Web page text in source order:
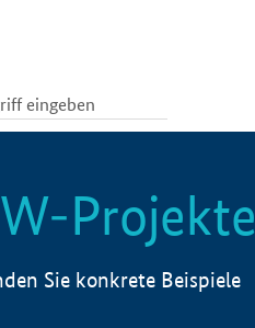
Projekte
Sie konkrete Beispiele